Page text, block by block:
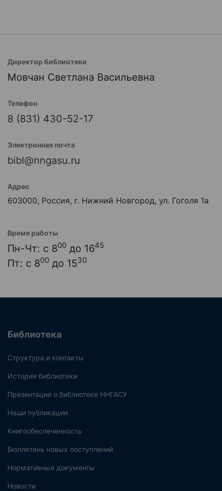
Директор библиотеки
Мовчан Светлана Васильевна
Телефон
8 (831) 430-52-17
Электронная почта
bibl@nngasu.ru
Адрес
603000, Россия, г. Нижний Новгород, ул. Гоголя 1а
Время работы
Пн-Чт: с 800 до 1645
Пт: с 800 до 1530
Библиотека
Структура и контакты
История библиотеки
Презентация о библиотеке ННГАСУ
Наши публикации
Книгообеспеченность
Бюллетень новых поступлений
Нормативные документы
Новости